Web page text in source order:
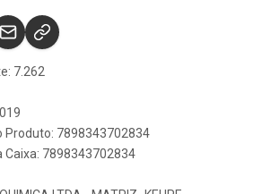
7.262
Produto: 7898343702834
Caixa: 7898343702834